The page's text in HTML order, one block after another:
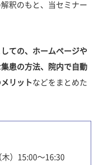
釈のもと、当セミナー
ての、ホームページや
患の方法、院内で自動
リットなどをまとめた
木）15:00〜16:30